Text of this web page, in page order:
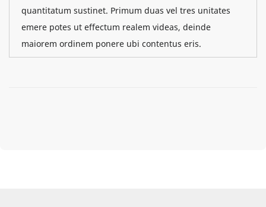
quantitatum sustinet. Primum duas vel tres unitates
emere potes ut effectum realem videas, deinde
maiorem ordinem ponere ubi contentus eris.